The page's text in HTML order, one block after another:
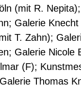
(mit R.
Galerie
T. Zahn);
Galerie
(F);
Thomas